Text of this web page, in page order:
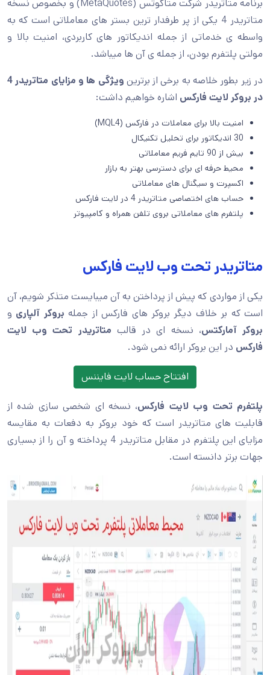
برنامه متاتریدر شرکت متاکوتس (MetaQuotes) و بخصوص نسخه
متاتریدر 4 یکی از پر طرفدار ترین بستر های معاملاتی است که به
واسطه ی خدماتی از جمله اندیکاتور های کاربردی، امنیت بالا و
مولتی پلتفرم بودن، از جمله ی آن ها میباشد.
در زیر بطور خلاصه به برخی از برترین
ویژگی ها و مزایای متاتریدر 4
در بروکر لایت فارکس اشاره خواهیم داشت:
امنیت بالا برای معاملات در فارکس (MQL4)
30 اندیکاتور برای تحلیل تکنیکال
بیش از 90 تایم فریم معاملاتی
محیط حرفه ای برای دسترسی بهتر به بازار
اکسپرت و سیگنال های معاملاتی
حساب های اختصاصی متاتریدر 4 در لایت فارکس
پلتفرم های معاملاتی بروی تلفن همراه و کامپیوتر
متاتریدر تحت وب لایت فارکس
یکی از مواردی که پیش از پرداختن به آن میبایست متذکر شویم، آن
است که بر خلاف دیگر بروکر های فارکس از جمله بروکر آلپاری و
بروکر آمارکتس، نسخه ای در قالب متاتریدر تحت وب لایت
فارکس در این بروکر ارائه نمی شود.
افتتاح حساب لایت فایننس
پلتفرم تحت وب لایت فارکس، نسخه ای شخصی سازی شده از
قابلیت های متاتریدر است که خود بروکر به دفعات به مقایسه
مزایای این پلتفرم در مقابل متاتریدر 4 پرداخته و آن را از بسیاری
جهات برتر دانسته است.